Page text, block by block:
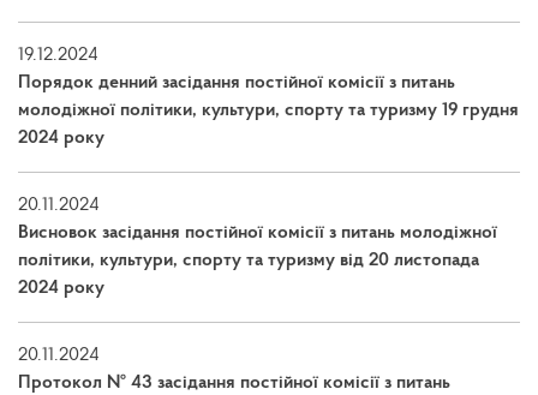
19.12.2024
Порядок денний засідання постійної комісії з питань
молодіжної політики, культури, спорту та туризму 19 грудня
2024 року
20.11.2024
Висновок засідання постійної комісії з питань молодіжної
політики, культури, спорту та туризму від 20 листопада
2024 року
20.11.2024
Протокол № 43 засідання постійної комісії з питань